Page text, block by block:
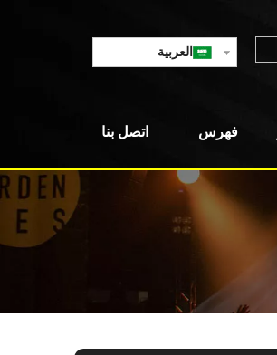
العربية
فهرس اتصل بنا